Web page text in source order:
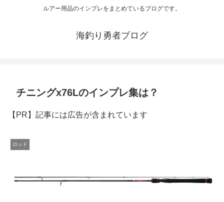
ルアー用品のインプレをまとめているブログです。
海釣り勇者ブログ
チニングx76Lのインプレ集は？
【PR】記事には広告が含まれています
ロッド